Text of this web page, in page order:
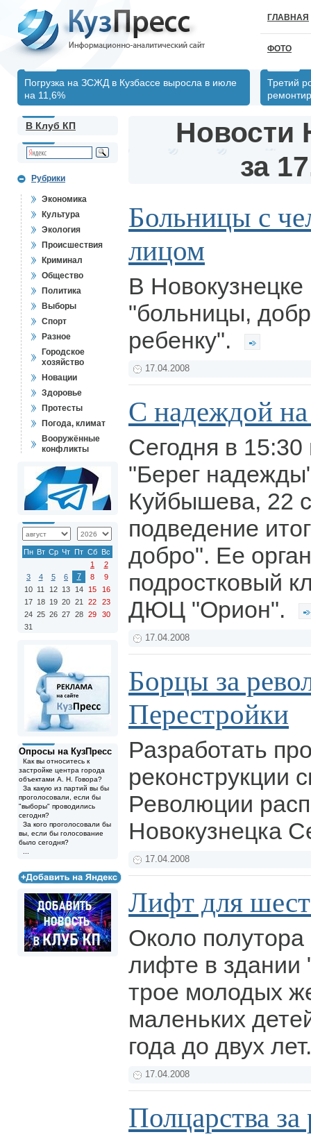
ГЛАВНАЯ
ФОТО
Погрузка на ЗСЖД в Кузбассе выросла в июле
на 11,6%
Третий
В Клуб КП
Рубрики
Экономика
Культура
Экология
Происшествия
Криминал
Общество
Политика
Выборы
Спорт
Разное
Городское
хозяйство
Новации
Здоровье
Протесты
Погода, климат
Вооружённые
конфликты
Пн Вт Ср Чт Пт Сб Вс
1
2
3
4 5 6 7 8
9
10 11 12 13 14 15
16
17 18 19 20 21 22
23
24 25 26 27 28 29
30
31
Опросы на КузПресс
Как вы относитесь к
застройке центра города
объектами А. Н. Говора?
За какую из партий вы бы
проголосовали, если бы
"выборы" проводились
сегодня?
За кого проголосовали бы
вы, если бы голосование
было сегодня?
Новости
за
Больницы с
лицом
В Новокузнецке
"больницы,
ребенку".
17.04.2008
С надеждой
Сегодня в
"Берег
Куйбышева, 22
подведение
добро". Ее
подростковый
ДЮЦ "Орион".
17.04.2008
Борцы за
Перестройки
Разработать
реконструкции
Революции
Новокузнецка
17.04.2008
Лифт для
Около
лифте в здании
трое молодых
маленьких
года до двух
17.04.2008
Полцарства